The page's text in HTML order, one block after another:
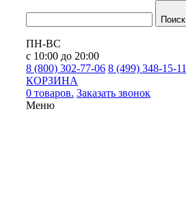
Поиск
ПН-ВС
с 10:00 до 20:00
8 (800) 302-77-06 8 (499) 348-15-11
КОРЗИНА
0 товаров. Заказать звонок
Меню